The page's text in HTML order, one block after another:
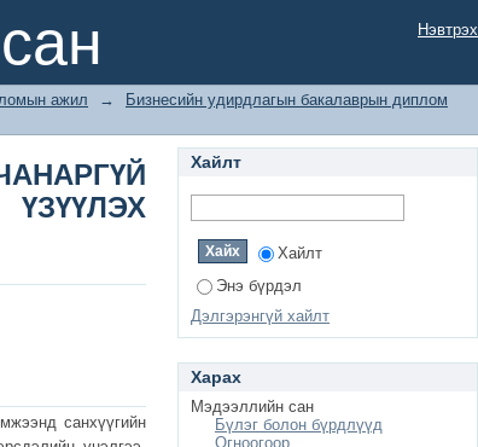
ЗЭЭЛИЙН ХЭМЖЭЭНД
Нэвтрэх
ажил →
Бизнесийн удирдлагын бакалаврын диплом
санхүүгийн
Хайлт
Хайлт
Энэ бүрдэл
Дэлгэрэнгүй хайлт
Харах
Мэдээллийн сан
Бүлэг болон бүрдлүүд
Огноогоор